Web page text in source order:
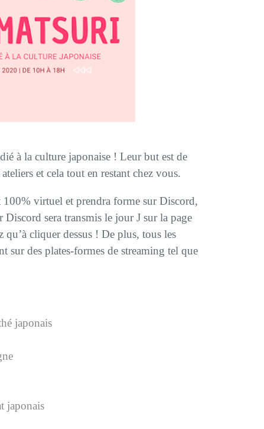
à la culture japonaise ! Leur but est de
et cela tout en restant chez vous.
virtuel et prendra forme sur Discord,
sera transmis le jour J sur la page
qu’à cliquer dessus ! De plus, tous les
sur des plates-formes de streaming tel que
japonais
japonais